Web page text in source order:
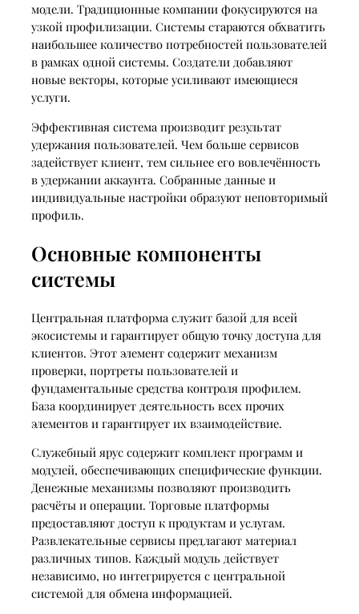
модели. Традиционные компании фокусируются на
узкой профилизации. Системы стараются обхватить
наибольшее количество потребностей пользователей
в рамках одной системы. Создатели добавляют
новые векторы, которые усиливают имеющиеся
услуги.
Эффективная система производит результат
удержания пользователей. Чем больше сервисов
задействует клиент, тем сильнее его вовлечённость
в удержании аккаунта. Собранные данные и
индивидуальные настройки образуют неповторимый
профиль.
Основные компоненты
системы
Центральная платформа служит базой для всей
экосистемы и гарантирует общую точку доступа для
клиентов. Этот элемент содержит механизм
проверки, портреты пользователей и
фундаментальные средства контроля профилем.
База координирует деятельность всех прочих
элементов и гарантирует их взаимодействие.
Служебный ярус содержит комплект программ и
модулей, обеспечивающих специфические функции.
Денежные механизмы позволяют производить
расчёты и операции. Торговые платформы
предоставляют доступ к продуктам и услугам.
Развлекательные сервисы предлагают материал
различных типов. Каждый модуль действует
независимо, но интегрируется с центральной
системой для обмена информацией.